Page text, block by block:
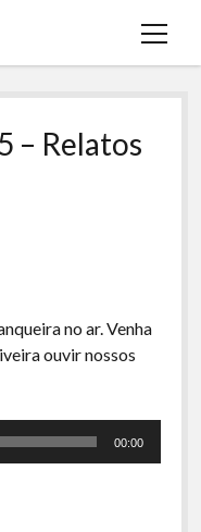
open
– Relatos
no ar. Venha
ouvir nossos
00:00